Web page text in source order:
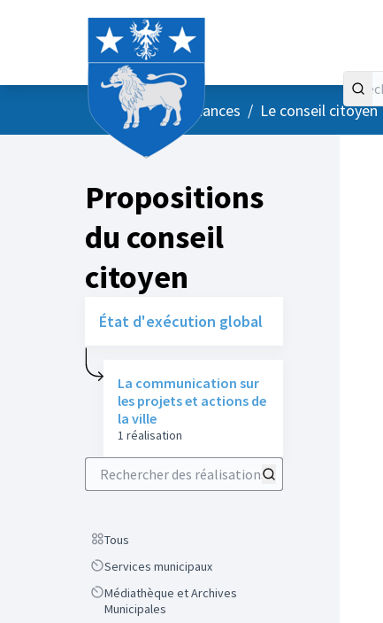
AccueilMenu principal
/ Vos instances / Le conseil citoyen
Propositions
du conseil
citoyen
État d'exécution global
La communication sur
les projets et actions de
la ville
1 réalisation
Rechercher des réalisations
Scope
Tous
ScopeServices municipaux
Scope
Médiathèque et Archives
Municipales